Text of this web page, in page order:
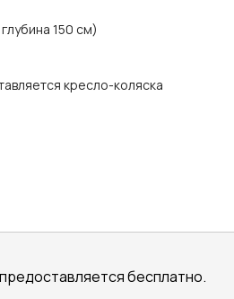
150 см)
кресло-коляска
бесплатно.